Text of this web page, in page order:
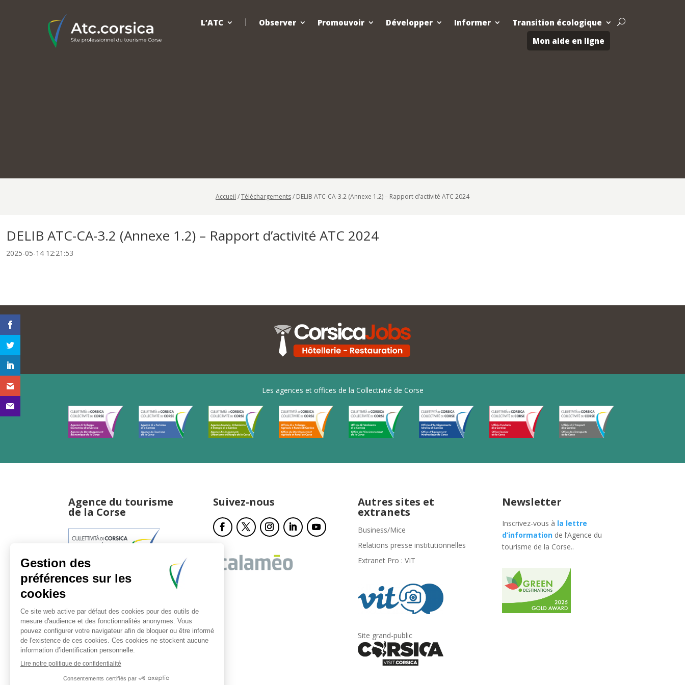
L’ATC Observer Promouvoir Développer Informer
Transition écologique
Mon aide en ligne
U
Accueil /Téléchargements/ DELIB ATC-CA-3.2 (Annexe 1.2) – Rapport d’activité ATC 2024
DELIB ATC-CA-3.2 (Annexe 1.2) – Rapport d’activité ATC 2024
2025-05-14 12:21:53
Les agences et offices de la Collectivité de Corse
Agence du tourisme
de la Corse
20181 Ajaccio Cedex 01
T : 04 95 51 77 77
Accueil et horaires
Nous contacter
Politique de confidentialité
Suivez-nous Autres sites et
extranets
Business/Mice
Relations presse institutionnelles
Extranet Pro : VIT
Site grand-public
Newsletter
Inscrivez-vous à la lettre
d’information de l’Agence du
tourisme de la Corse..